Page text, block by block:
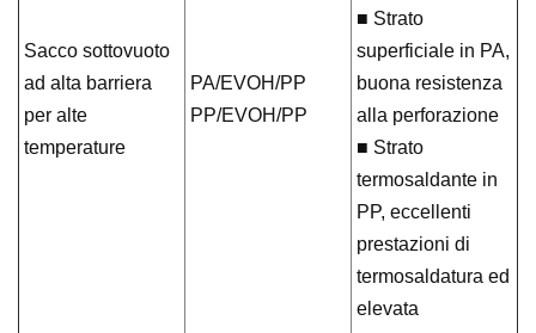
Sacco sottovuoto
ad alta barriera
per alte
temperature
PA/EVOH/PP
PP/EVOH/PP
■ Strato
superficiale in PA,
buona resistenza
alla perforazione
■ Strato
termosaldante in
PP, eccellenti
prestazioni di
termosaldatura ed
elevata